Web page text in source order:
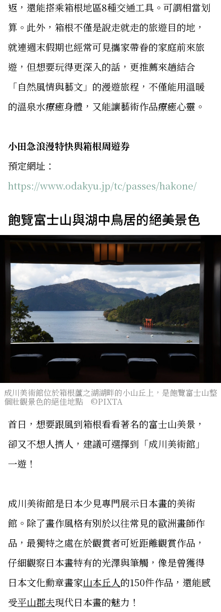
返，還能搭乘箱根地區8種交通工具。可謂相當划
算。此外，箱根不僅是說走就走的旅遊目的地，
就連週末假期也經常可見攜家帶眷的家庭前來旅
遊，但想要玩得更深入的話，更推薦來趟結合
「自然風情與藝文」的漫遊旅程，不僅能用溫暖
的溫泉水療癒身體，又能讓藝術作品療癒心靈。
小田急浪漫特快與箱根周遊券
預定網址：
https://www.odakyu.jp/tc/passes/hakone/
飽覽富士山與湖中鳥居的絕美景色
成川美術館位於箱根蘆之湖湖畔的小山丘上，是飽覽富士山整
個壯觀景色的絕佳地點 ©PIXTA
首日，想要跟風到箱根看看著名的富士山美景，
卻又不想人擠人，建議可選擇到「成川美術館」
一遊！
成川美術館是日本少見專門展示日本畫的美術
館。除了畫作風格有別於以往常見的歐洲畫師作
品，最獨特之處在於觀賞者可近距離觀賞作品，
仔細觀察日本畫特有的光澤與筆觸，像是曾獲得
日本文化勳章畫家山本丘人的150件作品，還能感
受平山郡夫現代日本畫的魅力！